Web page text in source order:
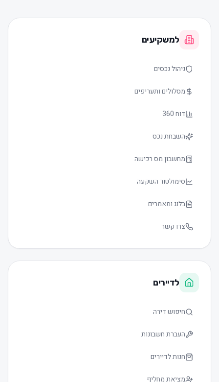
למשקיעים
ניהול נכסים
מסלולים ותעריפים
דוח 360
השבחת נכס
מחשבון מס רכישה
סימולטור השקעה
בלוג ומאמרים
צרו קשר
לדיירים
חיפוש דירה
העברת חשבונות
חנות לדיירים
מציאת מחליף